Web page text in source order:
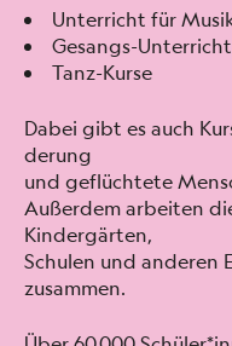
Unter­richt für
Gesangs-Unter­richt
Tanz-Kurse
Dabei gibt es auch
derung
und geflüchtete
Außer­dem arbeit­en
Kindergärten,
Schulen und anderen
zusam­men.